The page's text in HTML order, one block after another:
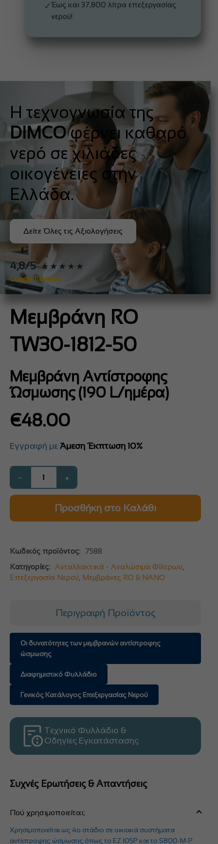
✓Έως και 37,800 λίτρα επεξεργασίας
νερού!
Η τεχνογνωσία της
DIMCOφέρνει καθαρό
νερό σε χιλιάδες
οικογένειες στην
Ελλάδα.
Δείτε Όλες τις Αξιολογήσεις
4,8/5 ★★★★★
Google Reviews
Μεμβράνη RO
TW30-1812-50
Μεμβράνη Αντίστροφης
Ώσμωσης (190 L/ημέρα)
€48.00
Εγγραφή με Άμεση Έκπτωση 10%
− +
Προσθήκη στο Καλάθι
Κωδικός προϊόντος:
7588
Κατηγορίες:
Ανταλλακτικά - Αναλώσιμα Φίλτρων
Επεξεργασία Νερού Μεμβράνες RO & NANO
Περιγραφή Προϊόντος
Οι δυνατότητες των μεμβρανών αντίστροφης
ώσμωσης
Διαφημιστικό Φυλλάδιο
Γενικός Κατάλογος Επεξεργασίας Νερού
Τεχνικό Φυλλάδιο &
Οδηγίες Εγκατάστασης
Συχνές Ερωτήσεις & Απαντήσεις
Πού χρησιμοποιείται;
Χρησιμοποιείται ως 4ο στάδιο σε οικιακά συστήματα
αντίστροφης ώσμωσης όπως το EZ 105P και το S800-M-P